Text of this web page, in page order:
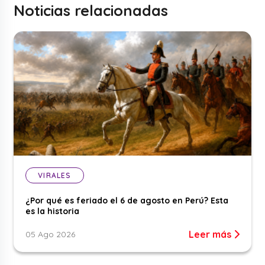
Noticias relacionadas
VIRALES
¿Por qué es feriado el 6 de agosto en Perú? Esta
es la historia
05 Ago 2026 Leer más